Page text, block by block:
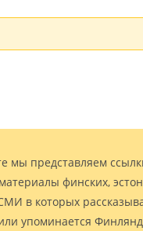
мы представляем
финских,
в которых
упоминается